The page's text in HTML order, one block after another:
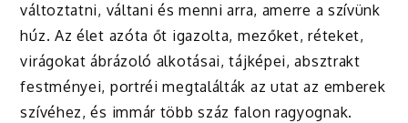
változtatni, váltani és menni arra, amerre a szívünk
húz. Az élet azóta őt igazolta, mezőket, réteket,
virágokat ábrázoló alkotásai, tájképei, absztrakt
festményei, portréi megtalálták az utat az emberek
szívéhez, és immár több száz falon ragyognak.